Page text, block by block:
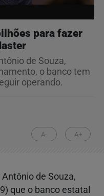
para fazer
de Souza,
o banco tem
operando.
A- A+
de Souza,
que o banco estatal